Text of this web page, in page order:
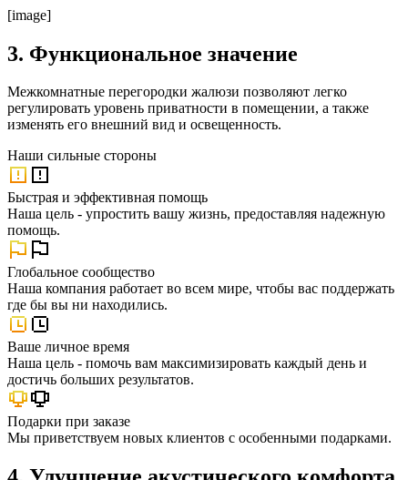
[image]
3. Функциональное значение
Межкомнатные перегородки жалюзи позволяют легко
регулировать уровень приватности в помещении, а также
изменять его внешний вид и освещенность.
Наши сильные стороны
Быстрая и эффективная помощь
Наша цель - упростить вашу жизнь, предоставляя надежную
помощь.
Глобальное сообщество
Наша компания работает во всем мире, чтобы вас поддержать
где бы вы ни находились.
Ваше личное время
Наша цель - помочь вам максимизировать каждый день и
достичь больших результатов.
Подарки при заказе
Мы приветствуем новых клиентов с особенными подарками.